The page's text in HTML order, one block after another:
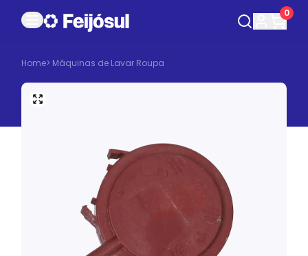
0
Home> Máquinas de Lavar Roupa